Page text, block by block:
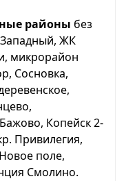
районы без
ЖК
микрорайон
Сосновка,
Копейск 2-
Привилегия,
поле,
Смолино.